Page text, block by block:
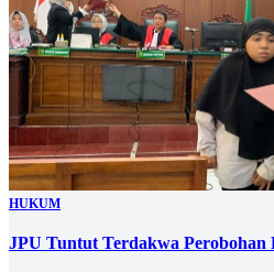
HUKUM
JPU Tuntut Terdakwa Perobohan